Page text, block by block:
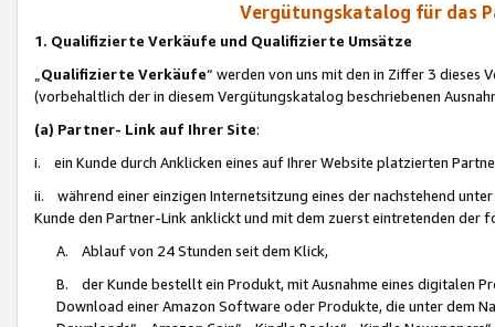
Vergütungskatalog für das
1. Qualifizierte Verkäufe und Qualifizierte Umsätze
Qualifizierte Verkäufe“ werden von uns mit den in Ziffer 3
(vorbehaltlich der in diesem Vergütungskatalog beschriebenen
(a) Partner- Link auf Ihrer Site:
i. ein Kunde durch Anklicken eines auf Ihrer Website platzierten
ii. während einer einzigen Internetsitzung eines der nachstehend
Kunde den Partner-Link anklickt und mit dem zuerst eintretenden der
A. Ablauf von 24 Stunden seit dem Klick,
B. der Kunde bestellt ein Produkt, mit Ausnahme eines digitalen
Download einer Amazon Software oder Produkte, die unter dem